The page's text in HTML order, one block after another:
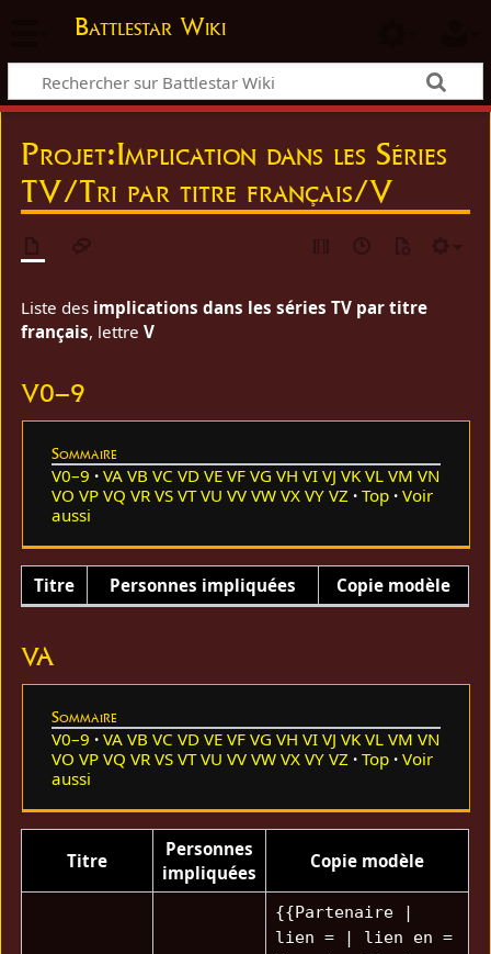
Battlestar Wiki
Projet:Implication dans les Séries
TV/Tri par titre français/V
Liste des implications dans les séries TV par titre
français, lettreV
V0–9
Sommaire
V0–9 VA VB VC VD VE VF VG VH VI VJ VK VL VM VN
VO VP VQ VR VS VT VU VV VW VX VY VZ Top
Voir
aussi
Titre Personnes impliquées Copie modèle
VA
Sommaire
V0–9 VA VB VC VD VE VF VG VH VI VJ VK VL VM VN
VO VP VQ VR VS VT VU VV VW VX VY VZ Top
Voir
aussi
Titre
Personnes
impliquées
Copie modèle
{{Partenaire |
lien = | lien en =